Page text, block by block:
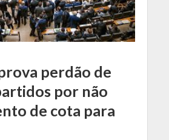
perdão de
por não
de cota para